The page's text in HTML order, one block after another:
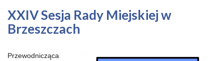
XXIV Sesja Rady Miejskiej w
Brzeszczach
Przewodnicząca